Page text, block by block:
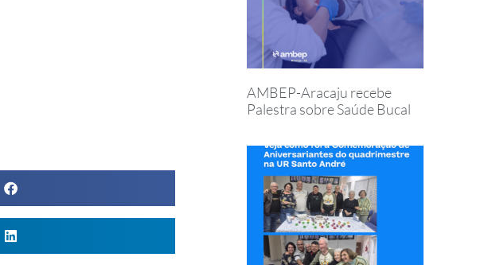
AMBEP-Aracaju recebe
Palestra sobre Saúde Bucal